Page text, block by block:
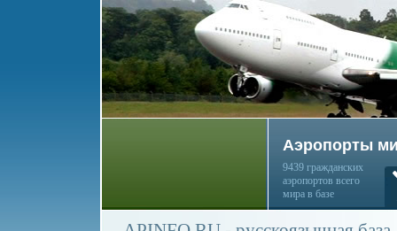
Аэропорты
9439 гражданских
аэропортов всего
мира в базе